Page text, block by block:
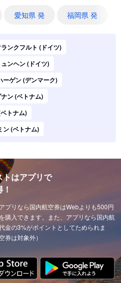
シドニー (オーストラリア)
(フランス)
ノイ (ベトナム)
マニラ (フィリピン)
ンガポール (シンガポール)
ドン (イギリス(英国))
チミン (ベトナム)
(台湾)
(中国)
(中国)
フランシスコ (アメリカ)
ーヨーク (アメリカ)
ラルンプール (マレーシア)
ーン (オーストリア)
クーバー (カナダ)
愛知県 発 福岡県 発
ンクフルト (ドイツ)
ュンヘン (ドイツ)
ーゲン (デンマーク)
ン (ベトナム)
トナム)
ン (ベトナム)
ハ (カタール)
タール)
(アラブ首長国)
ブール (トルコ)
(オーストリア)
ッヒ (スイス)
エジプト） (エジプト)
) 東京 (成田国際空港)→香港 (香港)
トはアプリで
プリなら国内航空券はWebよりも500円
購入できます。また、アプリなら国内航
金の3%がポイントとしてためられま
券は対象外）